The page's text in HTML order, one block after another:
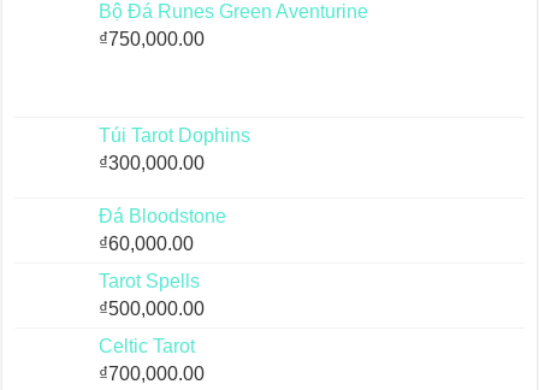
Bộ Đá Runes Green Aventurine
₫750,000.00
Túi Tarot Dophins
₫300,000.00
Đá Bloodstone
₫60,000.00
Tarot Spells
₫500,000.00
Celtic Tarot
₫700,000.00